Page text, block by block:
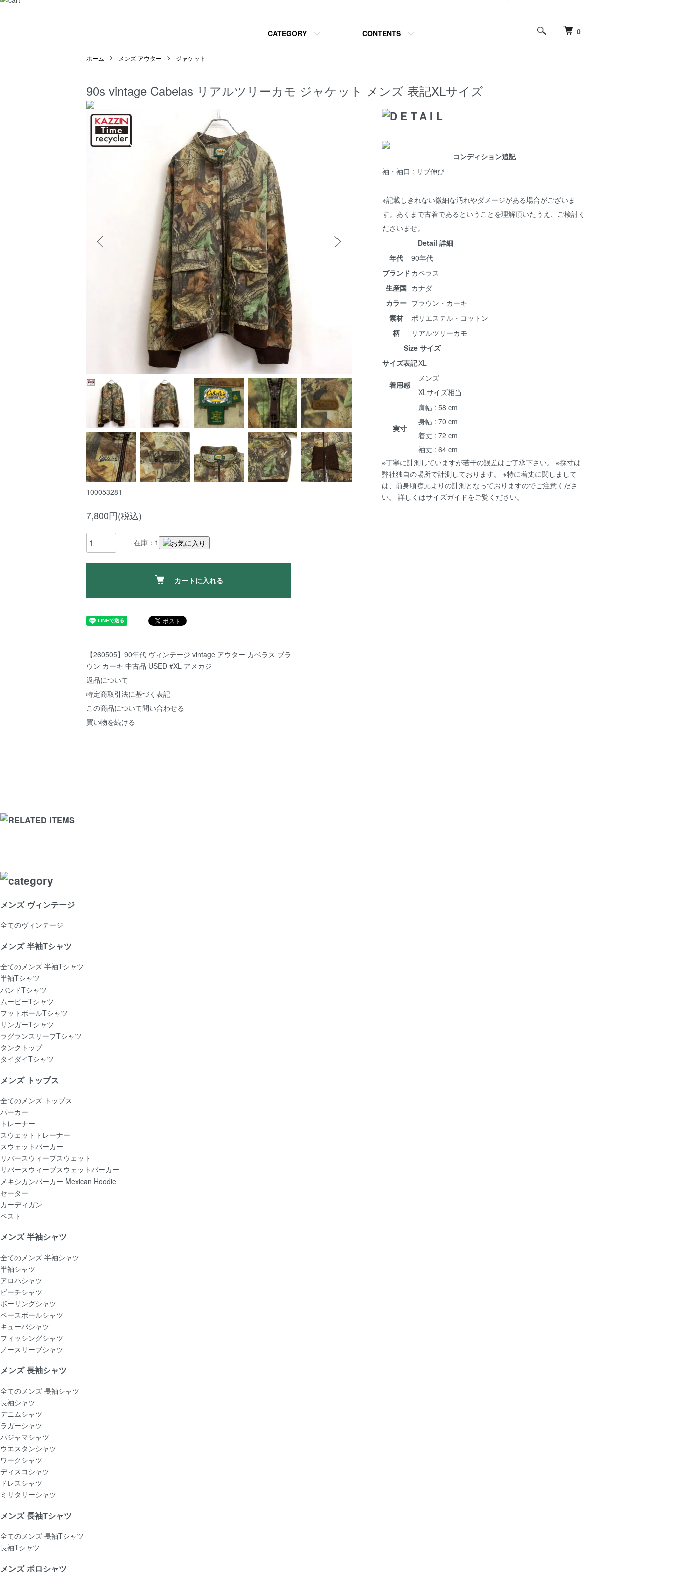
0
CATEGORY CONTENTS
ホーム メンズ アウター ジャケット
90s vintage Cabelas リアルツリーカモ ジャケット メンズ 表記XLサイズ
100053281
7,800円(税込)
在庫：1
カートに入れる
【260505】90年代 ヴィンテージ vintage アウター カベラス ブラ
ウン カーキ 中古品 USED #XL アメカジ
返品について
特定商取引法に基づく表記
この商品について問い合わせる
買い物を続ける
コンディション追記
袖・袖口 : リブ伸び
※記載しきれない微細な汚れやダメージがある場合がございま
す。あくまで古着であるということを理解頂いたうえ、ご検討く
ださいませ。
Detail 詳細
年代
90年代
ブランド カベラス
生産国 カナダ
カラー ブラウン・カーキ
素材
ポリエステル・コットン
柄
リアルツリーカモ
Size サイズ
サイズ表記XL
着用感
メンズ
XLサイズ相当
実寸
肩幅 : 58 cm
身幅 : 70 cm
着丈 : 72 cm
袖丈 : 64 cm
※丁寧に計測していますが若干の誤差はご了承下さい。 ※採寸は
弊社独自の場所で計測しております。 ※特に着丈に関しまして
は、前身頃襟元よりの計測となっておりますのでご注意くださ
い。 詳しくはサイズガイドをご覧ください。
メンズ ヴィンテージ
全てのヴィンテージ
メンズ 半袖Tシャツ
全てのメンズ 半袖Tシャツ
半袖Tシャツ
バンドTシャツ
ムービーTシャツ
フットボールTシャツ
リンガーTシャツ
ラグランスリーブTシャツ
タンクトップ
タイダイTシャツ
メンズ トップス
全てのメンズ トップス
パーカー
トレーナー
スウェットトレーナー
スウェットパーカー
リバースウィーブスウェット
リバースウィーブスウェットパーカー
メキシカンパーカー Mexican Hoodie
セーター
カーディガン
ベスト
メンズ 半袖シャツ
全てのメンズ 半袖シャツ
半袖シャツ
アロハシャツ
ビーチシャツ
ボーリングシャツ
ベースボールシャツ
キューバシャツ
フィッシングシャツ
ノースリーブシャツ
メンズ 長袖シャツ
全てのメンズ 長袖シャツ
長袖シャツ
デニムシャツ
ラガーシャツ
パジャマシャツ
ウエスタンシャツ
ワークシャツ
ディスコシャツ
ドレスシャツ
ミリタリーシャツ
メンズ 長袖Tシャツ
全てのメンズ 長袖Tシャツ
長袖Tシャツ
メンズ ポロシャツ